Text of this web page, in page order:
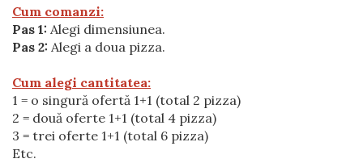
Cum comanzi:
Pas 1: Alegi dimensiunea.
Pas 2: Alegi a doua pizza.
Cum alegi cantitatea:
1 = o singură ofertă 1+1 (total 2 pizza)
2 = două oferte 1+1 (total 4 pizza)
3 = trei oferte 1+1 (total 6 pizza)
Etc.